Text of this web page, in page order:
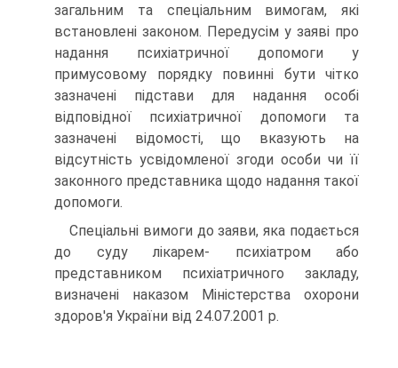
загальним та спеціальним вимогам, які
встановлені законом. Передусім у заяві про
надання пси­хіатричної допомоги у
примусовому порядку повинні бути чітко
зазна­чені підстави для надання особі
відповідної психіатричної допомоги та
зазначені відомості, що вказують на
відсутність усвідомленої згоди осо­би чи її
законного представника щодо надання такої
допомоги.
Спеціальні вимоги до заяви, яка подається
до суду лікарем- психіатром або
представником психіатричного закладу,
визначені на­казом Міністерства охорони
здоров'я України від 24.07.2001 р.